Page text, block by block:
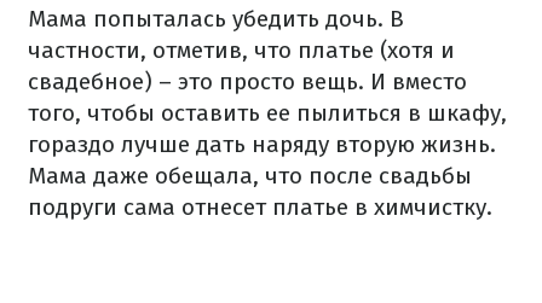
Мама попыталась убедить дочь. В
частности, отметив, что платье (хотя и
свадебное) – это просто вещь. И вместо
того, чтобы оставить ее пылиться в шкафу,
гораздо лучше дать наряду вторую жизнь.
Мама даже обещала, что после свадьбы
подруги сама отнесет платье в химчистку.